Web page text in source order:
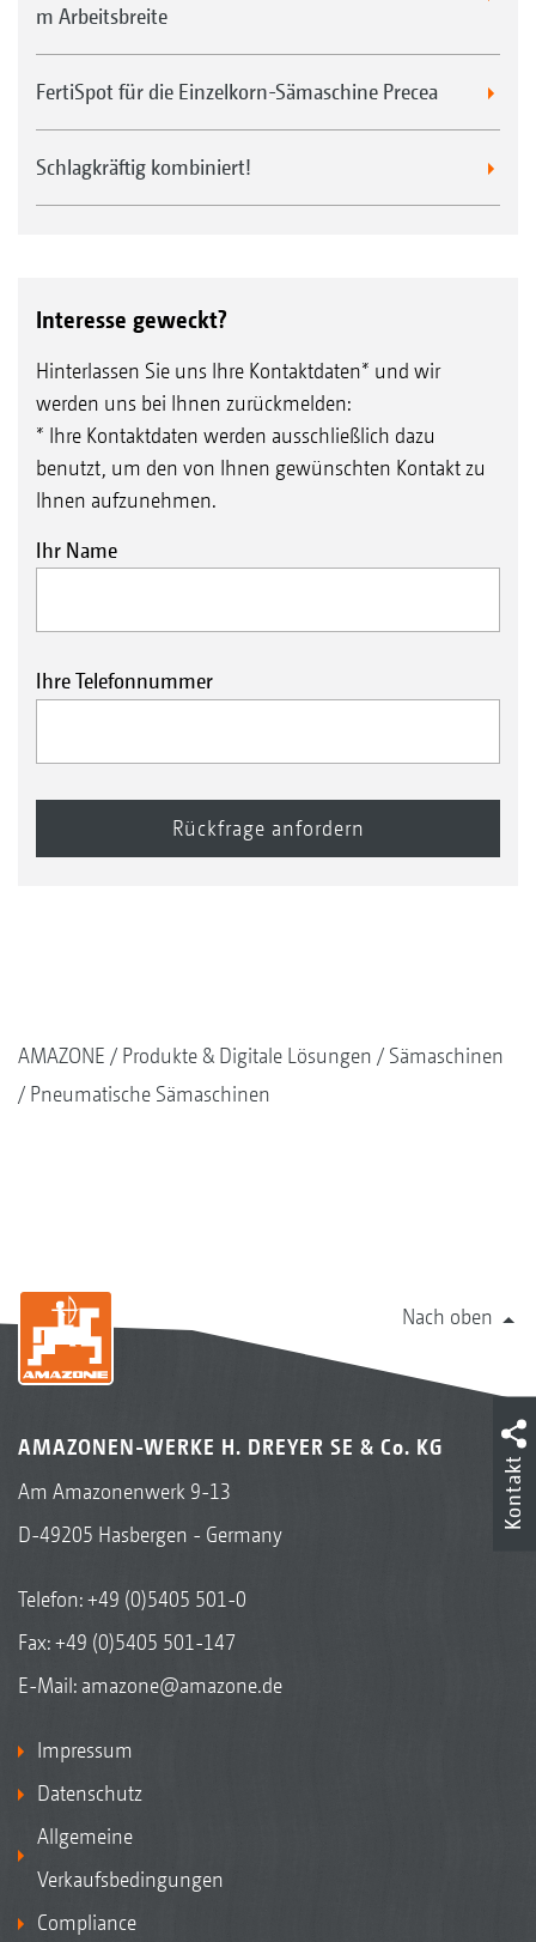
m Arbeitsbreite
FertiSpot für die Einzelkorn-Sämaschine Precea
Schlagkräftig kombiniert!
Interesse geweckt?
Hinterlassen Sie uns Ihre Kontaktdaten* und wir
werden uns bei Ihnen zurückmelden:
* Ihre Kontaktdaten werden ausschließlich dazu
benutzt, um den von Ihnen gewünschten Kontakt zu
Ihnen aufzunehmen.
Ihr Name
Ihre Telefonnummer
AMAZONE Produkte & Digitale Lösungen
Sämaschinen
Pneumatische Sämaschinen
Nach oben
AMAZONEN-WERKE H. DREYER SE & Co. KG
Am Amazonenwerk 9-13
D-49205 Hasbergen - Germany
Telefon:+49 (0)5405 501-0
Fax: +49 (0)5405 501-147
E-Mail: amazone@amazone.de
Impressum
Datenschutz
Allgemeine
Verkaufsbedingungen
Compliance
Kontakt